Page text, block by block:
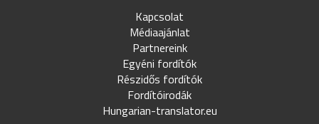
Kapcsolat
Médiaajánlat
Partnereink
Egyéni fordítók
Részidős fordítók
Fordítóirodák
Hungarian-translator.eu